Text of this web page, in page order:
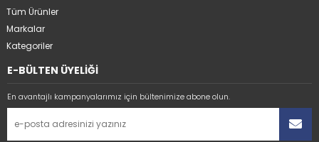
Tüm Ürünler
Markalar
Kategoriler
E-BÜLTEN ÜYELİĞİ
En avantajlı kampanyalarımız için bültenimize abone olun.